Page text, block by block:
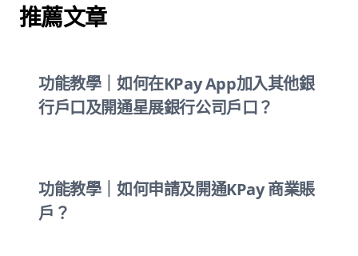
推薦文章
功能教學｜如何在KPay App加入其他銀
行戶口及開通星展銀行公司戶口？
功能教學｜如何申請及開通KPay 商業賬
戶？